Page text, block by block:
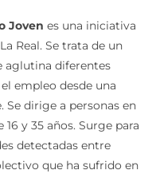
Joven es una iniciativa
Real. Se trata de un
aglutina diferentes
empleo desde una
Se dirige a personas en
y 35 años. Surge para
detectadas entre
que ha sufrido en